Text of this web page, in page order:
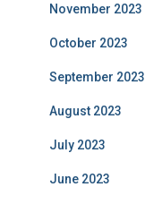
November 2023
October 2023
September 2023
August 2023
July 2023
June 2023